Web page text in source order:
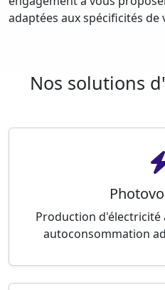
adaptées aux spécificités de
Nos solutions
Production d'électricité
autoconsommation